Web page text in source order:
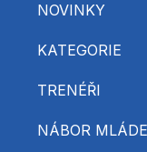
NOVINKY
KATEGORIE
TRENÉŘI
NÁBOR